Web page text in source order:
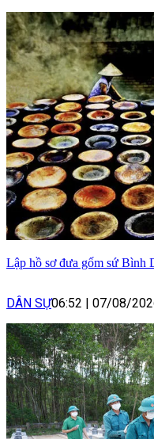
Lập hồ sơ đưa gốm sứ Bình
DÂN SỰ06:52 | 07/08/